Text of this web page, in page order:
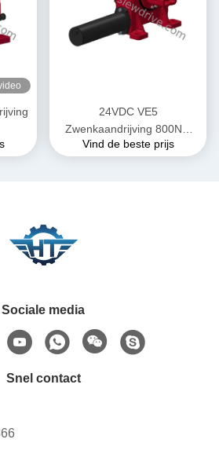
24VDC VE5
Zwenkaandrijving 800Nm
Koppel voor
Vind de beste prijs
Sociale media
Snel contact